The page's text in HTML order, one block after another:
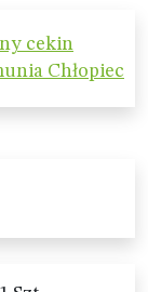
cekin
Chłopiec